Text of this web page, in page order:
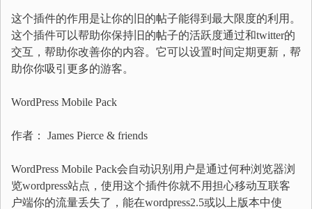
这个插件的作用是让你的旧的帖子能得到最大限度的利用。
这个插件可以帮助你保持旧的帖子的活跃度通过和twitter的
交互，帮助你改善你的内容。它可以设置时间定期更新，帮
助你你吸引更多的游客。
WordPress Mobile Pack
作者： James Pierce & friends
WordPress Mobile Pack会自动识别用户是通过何种浏览器浏
览wordpress站点，使用这个插件你就不用担心移动互联客
户端你的流量丢失了，能在wordpress2.5或以上版本中使